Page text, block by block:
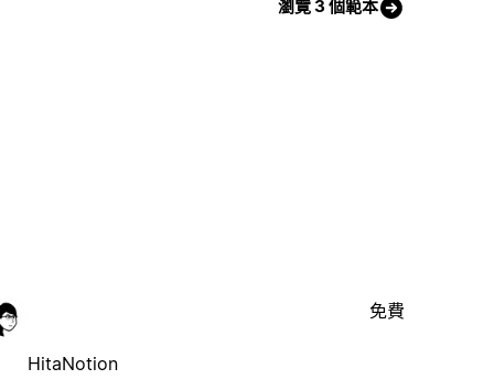
瀏覽 3 個範本
HitaNotion
免費